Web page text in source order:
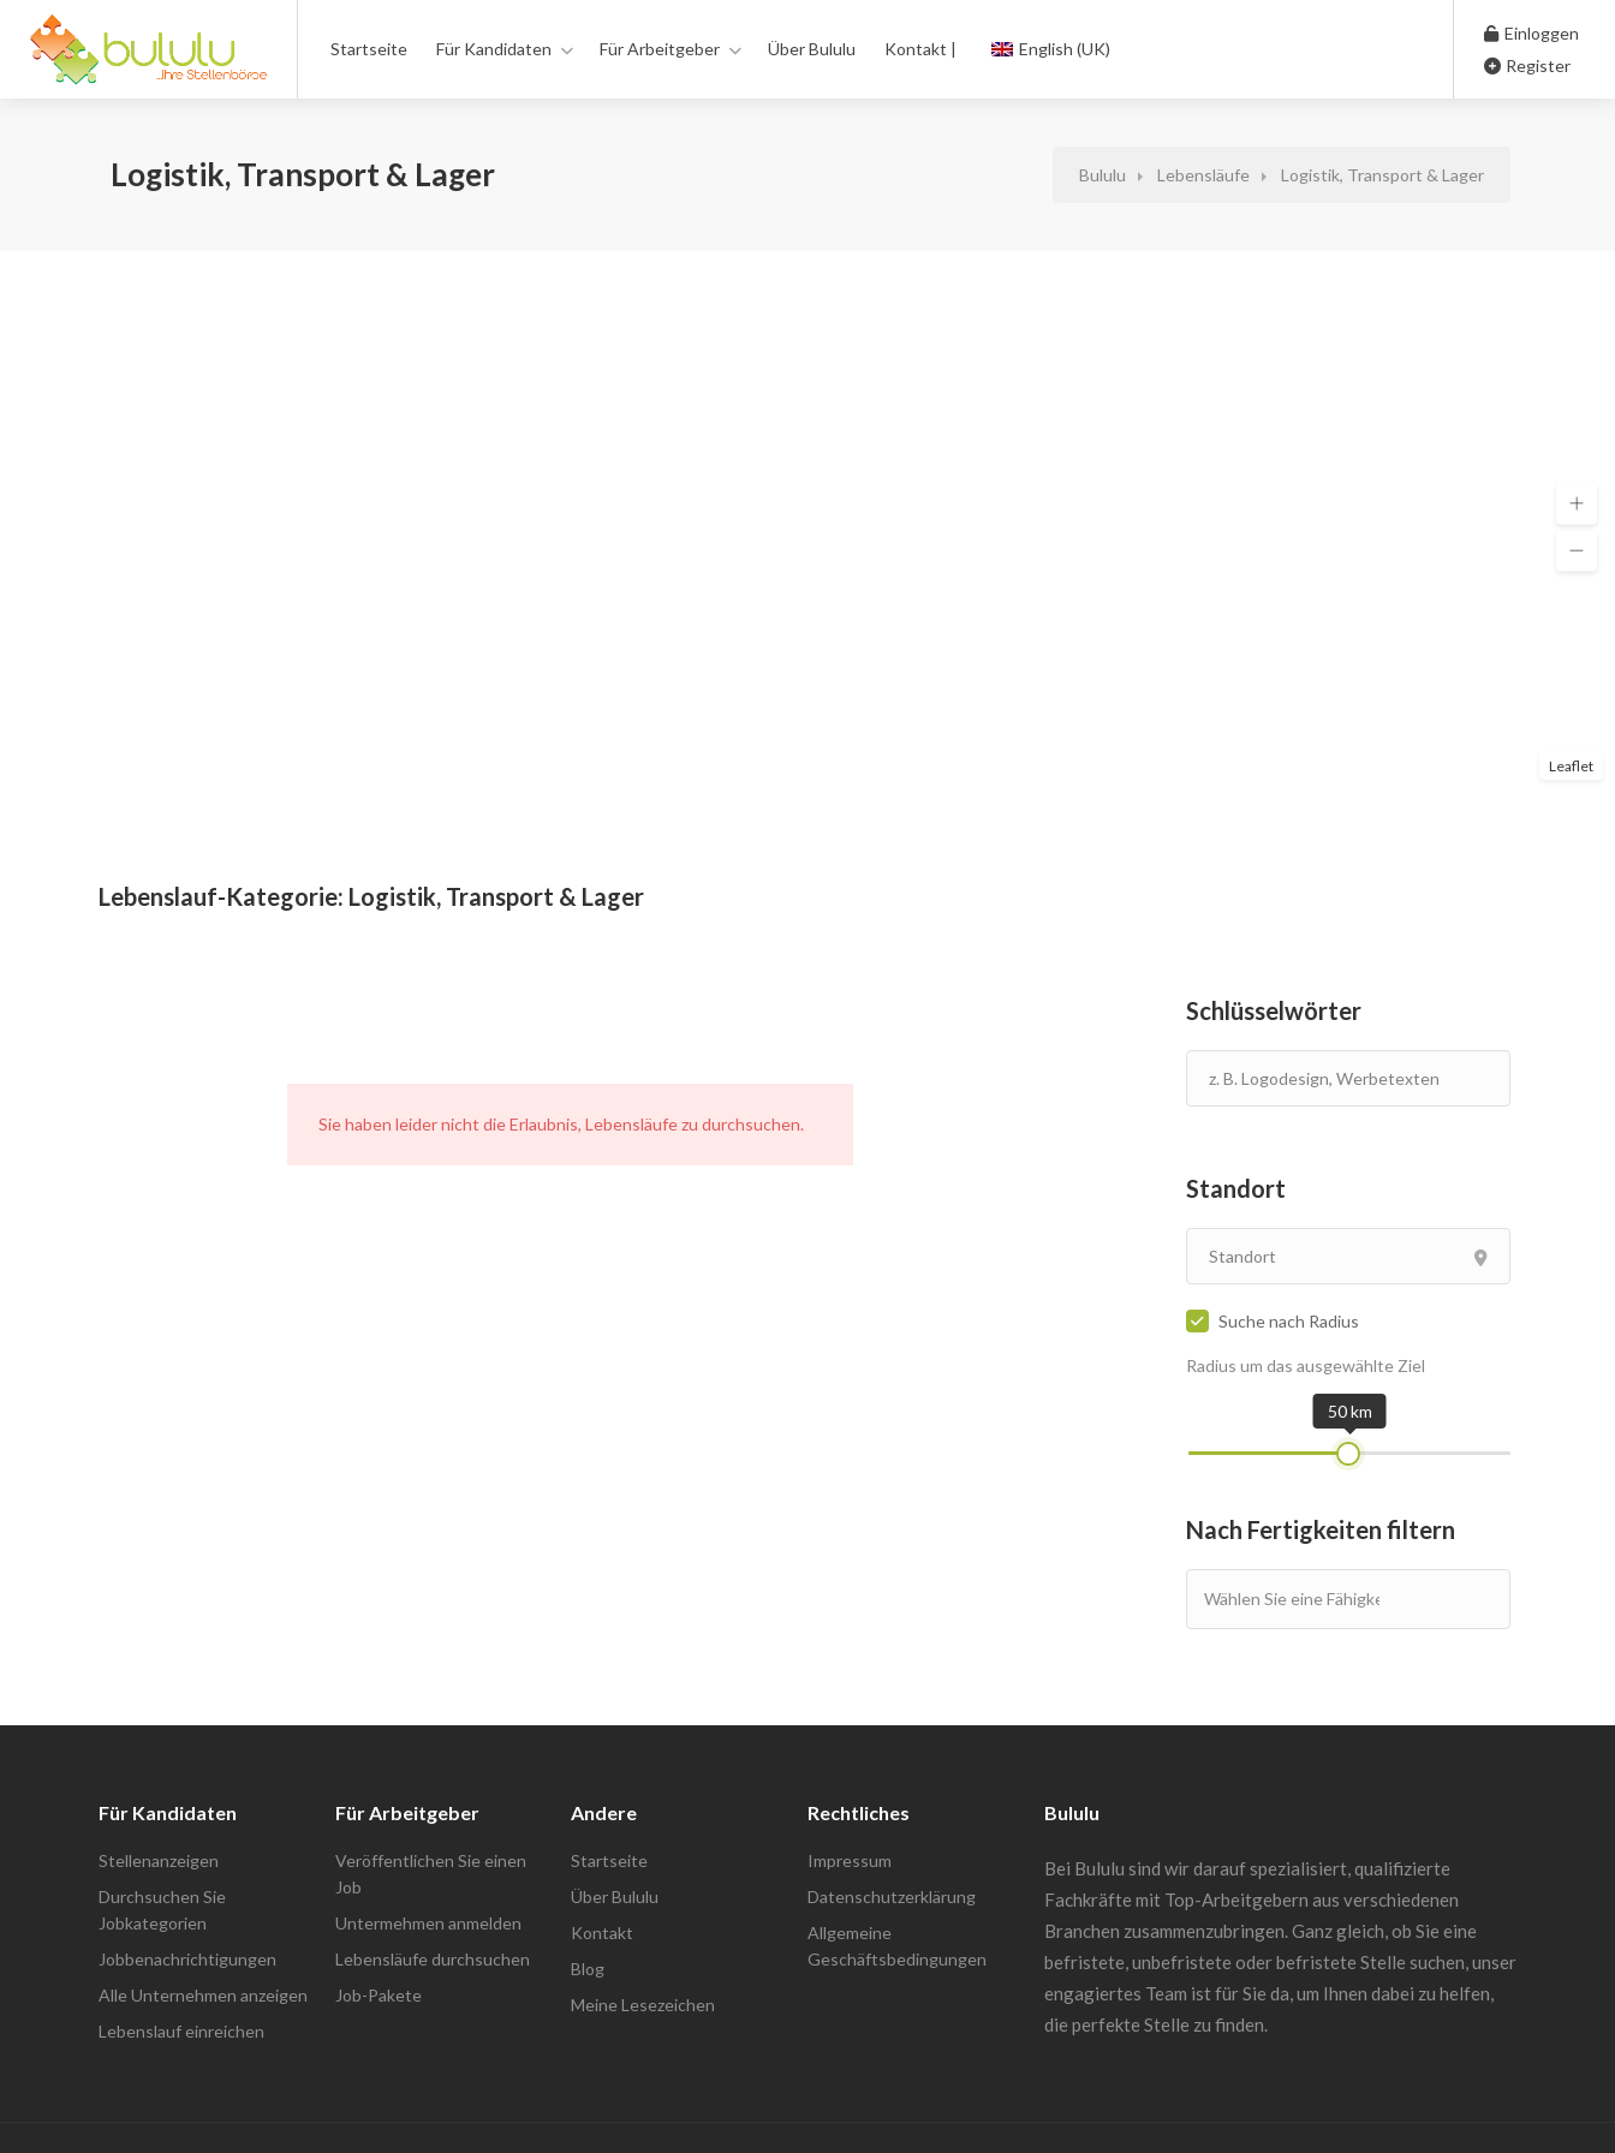
Startseite Für Kandidaten Für Arbeitgeber Über Bululu Kontakt | English (UK)
Einloggen
Register
Logistik, Transport & Lager Bululu Lebensläufe Logistik, Transport & Lager
Leaflet
Lebenslauf-Kategorie: Logistik, Transport & Lager
Schlüsselwörter
Standort
Suche nach Radius
Radius um das ausgewählte Ziel
50 km
Nach Fertigkeiten filtern
Sie haben leider nicht die Erlaubnis, Lebensläufe zu durchsuchen.
Für Kandidaten
Stellenanzeigen
Durchsuchen Sie
Jobkategorien
Jobbenachrichtigungen
Alle Unternehmen anzeigen
Lebenslauf einreichen
Für Arbeitgeber
Veröffentlichen Sie einen
Job
Untermehmen anmelden
Lebensläufe durchsuchen
Job-Pakete
Andere
Startseite
Über Bululu
Kontakt
Blog
Meine Lesezeichen
Rechtliches
Impressum
Datenschutzerklärung
Allgemeine
Geschäftsbedingungen
Bululu
Bei Bululu sind wir darauf spezialisiert, qualifizierte
Fachkräfte mit Top-Arbeitgebern aus verschiedenen
Branchen zusammenzubringen. Ganz gleich, ob Sie eine
befristete, unbefristete oder befristete Stelle suchen, unser
engagiertes Team ist für Sie da, um Ihnen dabei zu helfen,
die perfekte Stelle zu finden.